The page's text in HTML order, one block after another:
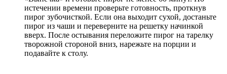
истечении времени проверьте готовность, проткнув
пирог зубочисткой. Если она выходит сухой, достаньте
пирог из чаши и переверните на решетку начинкой
вверх. После остывания переложите пирог на тарелку
творожной стороной вниз, нарежьте на порции и
подавайте к столу.